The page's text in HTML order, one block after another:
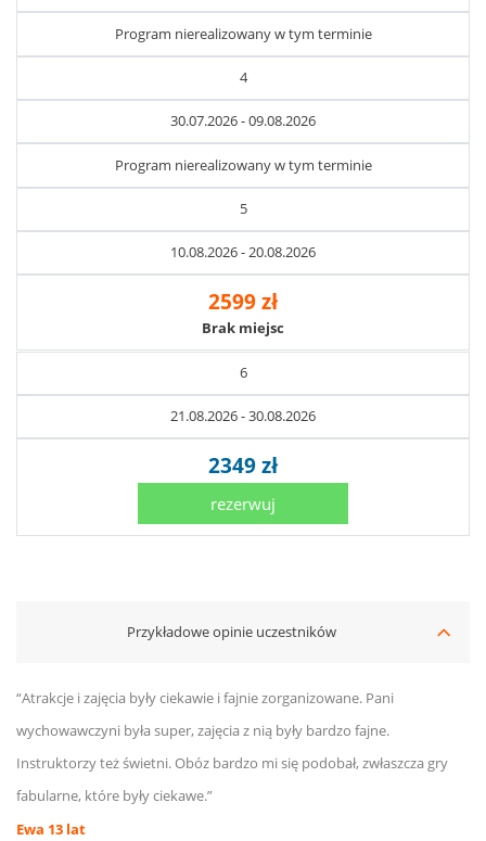
Program nierealizowany w tym terminie
4
30.07.2026 - 09.08.2026
Program nierealizowany w tym terminie
5
10.08.2026 - 20.08.2026
2599 zł
Brak miejsc
6
21.08.2026 - 30.08.2026
2349 zł
rezerwuj
Przykładowe opinie uczestników
“Atrakcje i zajęcia były ciekawie i fajnie zorganizowane. Pani
wychowawczyni była super, zajęcia z nią były bardzo fajne.
Instruktorzy też świetni. Obóz bardzo mi się podobał, zwłaszcza gry
fabularne, które były ciekawe.”
Ewa 13 lat